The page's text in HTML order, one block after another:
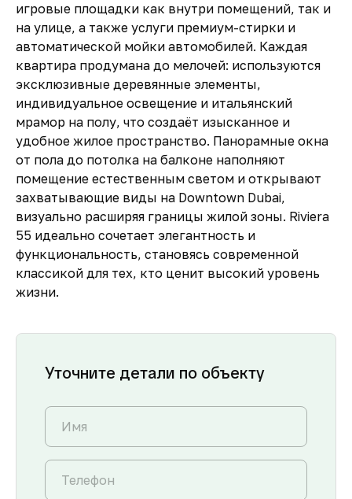
игровые площадки как внутри помещений, так и
на улице, а также услуги премиум-стирки и
автоматической мойки автомобилей. Каждая
квартира продумана до мелочей: используются
эксклюзивные деревянные элементы,
индивидуальное освещение и итальянский
мрамор на полу, что создаёт изысканное и
удобное жилое пространство. Панорамные окна
от пола до потолка на балконе наполняют
помещение естественным светом и открывают
захватывающие виды на Downtown Dubai,
визуально расширяя границы жилой зоны. Riviera
55 идеально сочетает элегантность и
функциональность, становясь современной
классикой для тех, кто ценит высокий уровень
жизни.
Уточните детали по объекту